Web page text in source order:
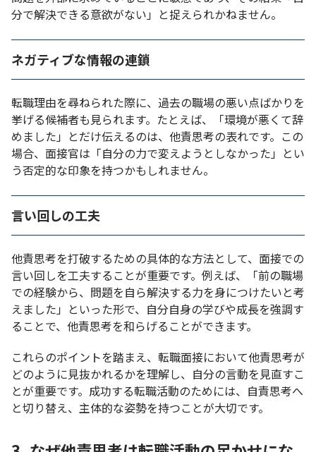
分で解決できる意欲がない」と捉えられかねません。
ネガティブな情報の連鎖
転職理由を尋ねられた際に、過去の職場の悪い点ばかりを
挙げる候補者も見られます。たとえば、「環境が悪くて辞
めました」とだけ伝えるのは、他責思考の表れです。この
場合、面接官は「自分の力で変えようとしなかった」とい
う否定的な印象を持つかもしれません。
言い回しの工夫
他責思考を打破するための具体的な方法として、面接での
言い回しを工夫することが重要です。例えば、「前の職場
での経験から、問題を自ら解決する力を身につけたいと考
えました」といった形で、自分自身の学びや成長を強調す
ることで、他責思考を和らげることができます。
これらのポイントを踏まえ、転職面接において他責思考が
どのように見抜かれるかを理解し、自分の言動を見直すこ
とが重要です。成功する転職活動のためには、自責思考へ
と切り替え、主体的な姿勢を持つことが大切です。